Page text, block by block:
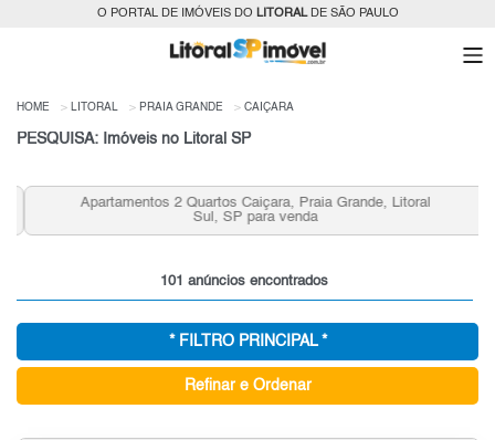
O PORTAL DE IMÓVEIS DO LITORALDE SÃO PAULO
HOME LITORAL PRAIA GRANDE CAIÇARA
PESQUISA: Imóveis no Litoral SP
Apartamentos 2 Quartos Caiçara, Praia Grande, Litoral
Sul, SP para venda
101 anúncios encontrados
* FILTRO PRINCIPAL *
Refinar e Ordenar